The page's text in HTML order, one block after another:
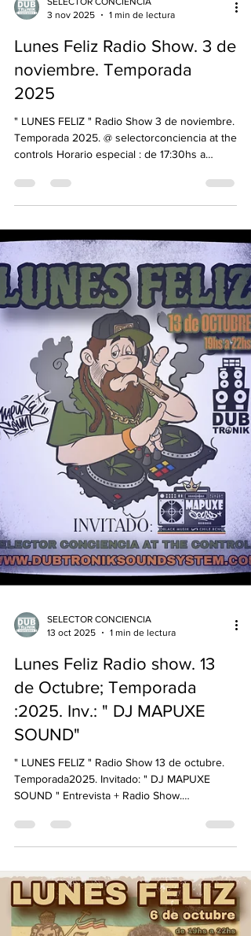
SELECTOR CONCIENCIA
3 nov 2025
1 min de lectura
" LUNES FELIZ " Radio Show 3 de noviembre.
Temporada 2025. @ selectorconciencia at the
controls Horario especial : de 17:30hs a
19:30hs. Argentina. Lunes Feliz por
"Dubtronik Sound System Radio Station" LIVE
Link: https://www.dubtroniksoundsystem.com
💚💛❤ One Love ❤💛💚 TE INVITAMOS A
CONECTAR¡¡ SINTONIZAR¡¡¡ ESCUCHAR¡¡¡
WWW.DUBTRONIKSOUNDSYSTEM.COM -------
------------------
SELECTOR CONCIENCIA
13 oct 2025
1 min de lectura
SOUND"
" LUNES FELIZ " Radio Show 13 de octubre.
Temporada2025. Invitado: " DJ MAPUXE